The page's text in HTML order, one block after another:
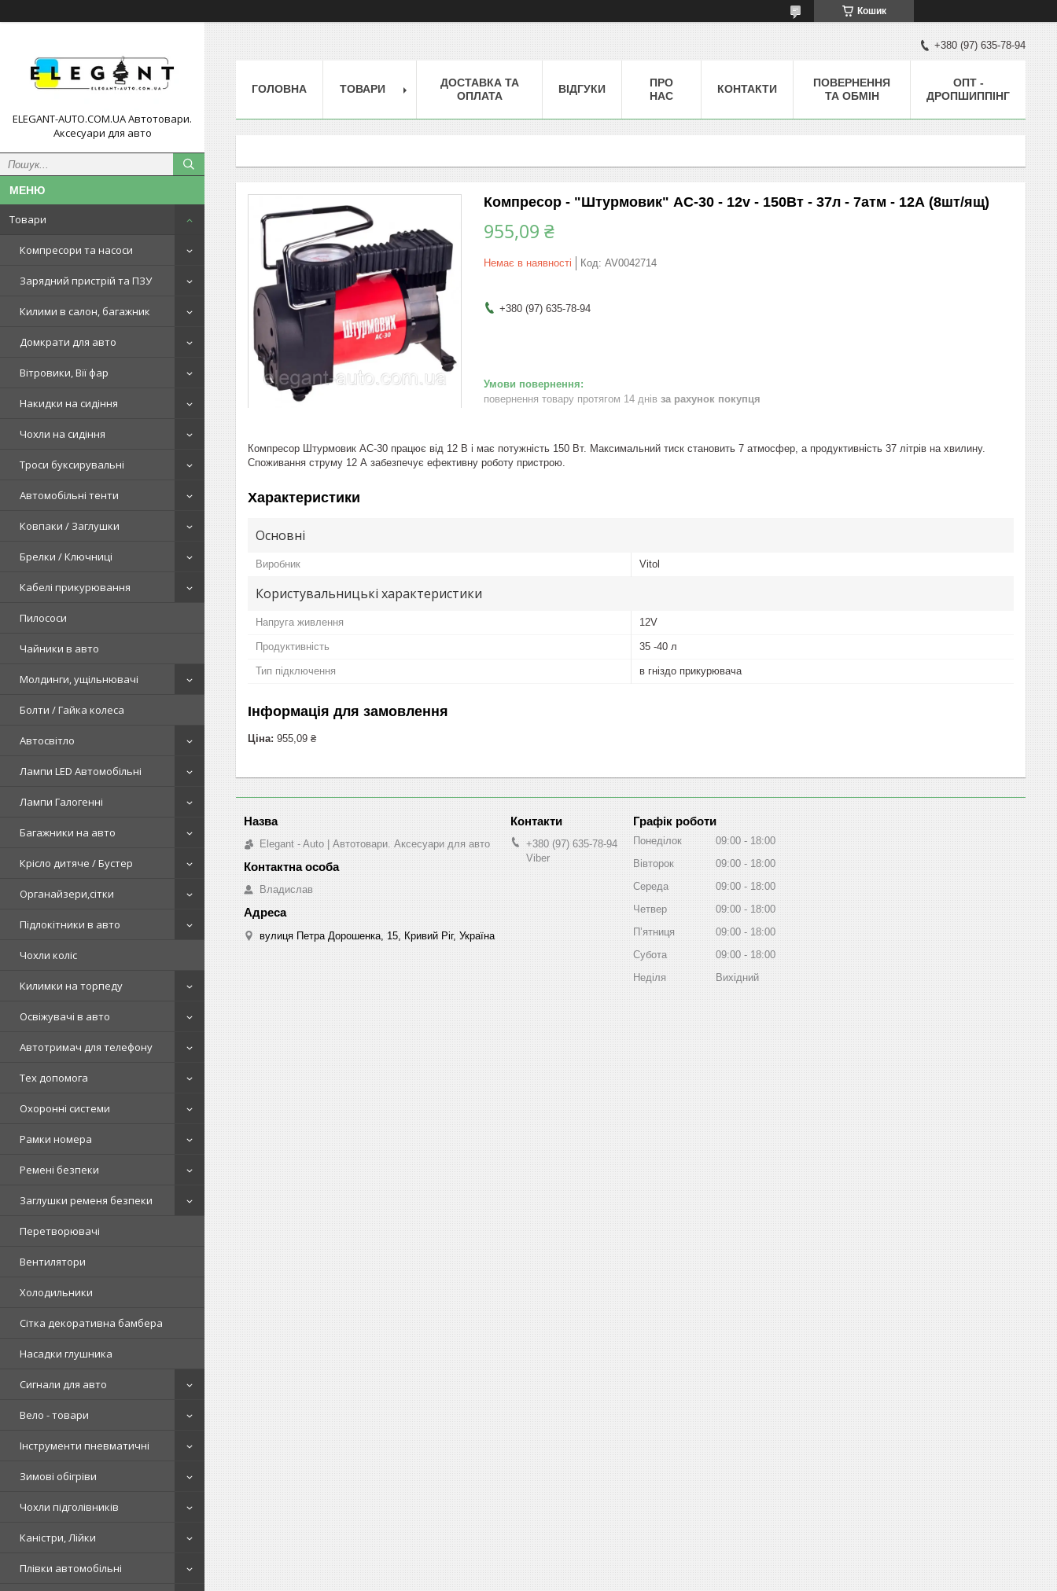
Кошик
ELEGANT-AUTO.COM.UA Автотовари.
Аксесуари для авто
Товари
Компресори та насоси
Зарядний пристрій та ПЗУ
Килими в салон, багажник
Домкрати для авто
Вітровики, Вії фар
Накидки на сидіння
Чохли на сидіння
Троси буксирувальні
Автомобільні тенти
Ковпаки / Заглушки
Брелки / Ключниці
Кабелі прикурювання
Пилососи
Чайники в авто
Молдинги, ущільнювачі
Болти / Гайка колеса
Автосвітло
Лампи LED Автомобільні
Лампи Галогенні
Багажники на авто
Крісло дитяче / Бустер
Органайзери,сітки
Підлокітники в авто
Чохли коліс
Килимки на торпеду
Освіжувачі в авто
Автотримач для телефону
Тех допомога
Охоронні системи
Рамки номера
Ремені безпеки
Заглушки ременя безпеки
Перетворювачі
Вентилятори
Холодильники
Сітка декоративна бамбера
Насадки глушника
Сигнали для авто
Вело - товари
Інструменти пневматичні
Зимові обігріви
Чохли підголівників
Каністри, Лійки
Плівки автомобільні
+380 (97) 635-78-94
ГОЛОВНА ТОВАРИ
ДОСТАВКА ТА
ОПЛАТА
ВІДГУКИ
ПРО
НАС
КОНТАКТИ
ПОВЕРНЕННЯ
ТА ОБМІН
ОПТ -
ДРОПШИППІНГ
Компресор - "Штурмовик" AC-30 - 12v - 150Вт - 37л - 7атм - 12А (8шт/ящ)
955,09 ₴
Немає в наявності Код: AV0042714
+380 (97) 635-78-94
повернення товару протягом 14 днів за рахунок покупця
Компресор Штурмовик AC-30 працює від 12 В і має потужність 150 Вт. Максимальний тиск становить 7 атмосфер, а продуктивність 37 літрів на хвилину.
Споживання струму 12 А забезпечує ефективну роботу пристрою.
Характеристики
Основні
Виробник Vitol
Користувальницькі характеристики
Напруга живлення 12V
Продуктивність 35 -40 л
Тип підключення в гніздо прикурювача
Інформація для замовлення
Ціна: 955,09 ₴
Elegant - Auto | Автотовари. Аксесуари для авто
Владислав
вулиця Петра Дорошенка, 15, Кривий Ріг, Україна
+380 (97) 635-78-94
Viber
Графік роботи
Понеділок 09:00
18:00
Вівторок
09:00
18:00
Середа
09:00
18:00
Четвер
09:00
18:00
Пʼятниця
09:00
18:00
Субота
09:00
18:00
Неділя
Вихідний